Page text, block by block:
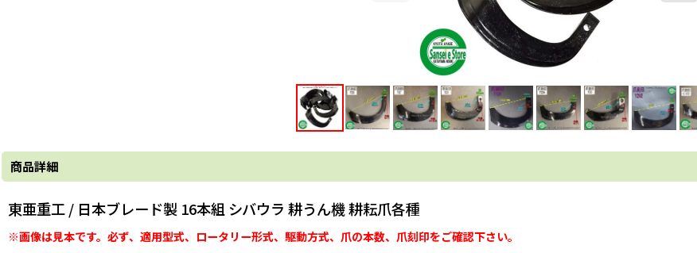
商品詳細
東亜重工 / 日本ブレード製 16本組 シバウラ 耕うん機 耕耘爪各種
※画像は見本です。必ず、適用型式、ロータリー形式、駆動方式、爪の本数、爪刻印をご確認下さい。